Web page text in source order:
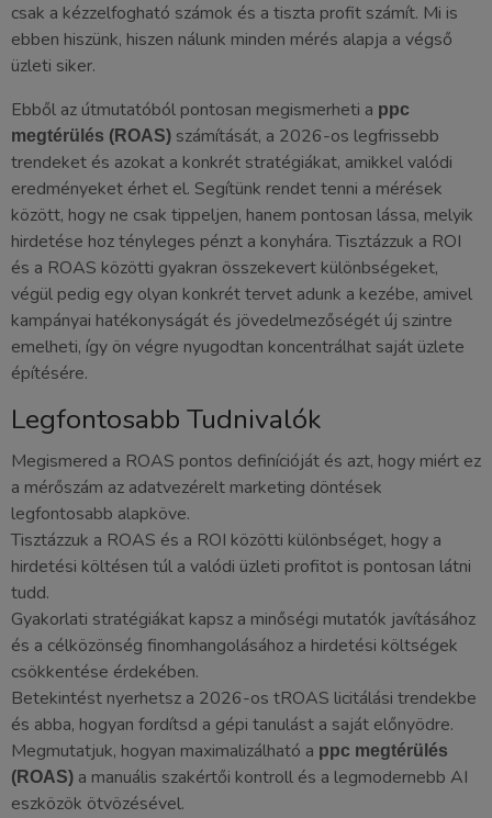
csak a kézzelfogható számok és a tiszta profit számít. Mi is
ebben hiszünk, hiszen nálunk minden mérés alapja a végső
üzleti siker.
Ebből az útmutatóból pontosan megismerheti a ppc
megtérülés (ROAS) számítását, a 2026-os legfrissebb
trendeket és azokat a konkrét stratégiákat, amikkel valódi
eredményeket érhet el. Segítünk rendet tenni a mérések
között, hogy ne csak tippeljen, hanem pontosan lássa, melyik
hirdetése hoz tényleges pénzt a konyhára. Tisztázzuk a ROI
és a ROAS közötti gyakran összekevert különbségeket,
végül pedig egy olyan konkrét tervet adunk a kezébe, amivel
kampányai hatékonyságát és jövedelmezőségét új szintre
emelheti, így ön végre nyugodtan koncentrálhat saját üzlete
építésére.
Legfontosabb Tudnivalók
Megismered a ROAS pontos definícióját és azt, hogy miért ez
a mérőszám az adatvezérelt marketing döntések
legfontosabb alapköve.
Tisztázzuk a ROAS és a ROI közötti különbséget, hogy a
hirdetési költésen túl a valódi üzleti profitot is pontosan látni
tudd.
Gyakorlati stratégiákat kapsz a minőségi mutatók javításához
és a célközönség finomhangolásához a hirdetési költségek
csökkentése érdekében.
Betekintést nyerhetsz a 2026-os tROAS licitálási trendekbe
és abba, hogyan fordítsd a gépi tanulást a saját előnyödre.
Megmutatjuk, hogyan maximalizálható a ppc megtérülés
(ROAS) a manuális szakértői kontroll és a legmodernebb AI
eszközök ötvözésével.